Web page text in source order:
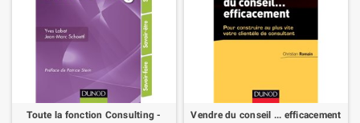
Toute la fonction Consulting - Vendre du conseil ... efficacement